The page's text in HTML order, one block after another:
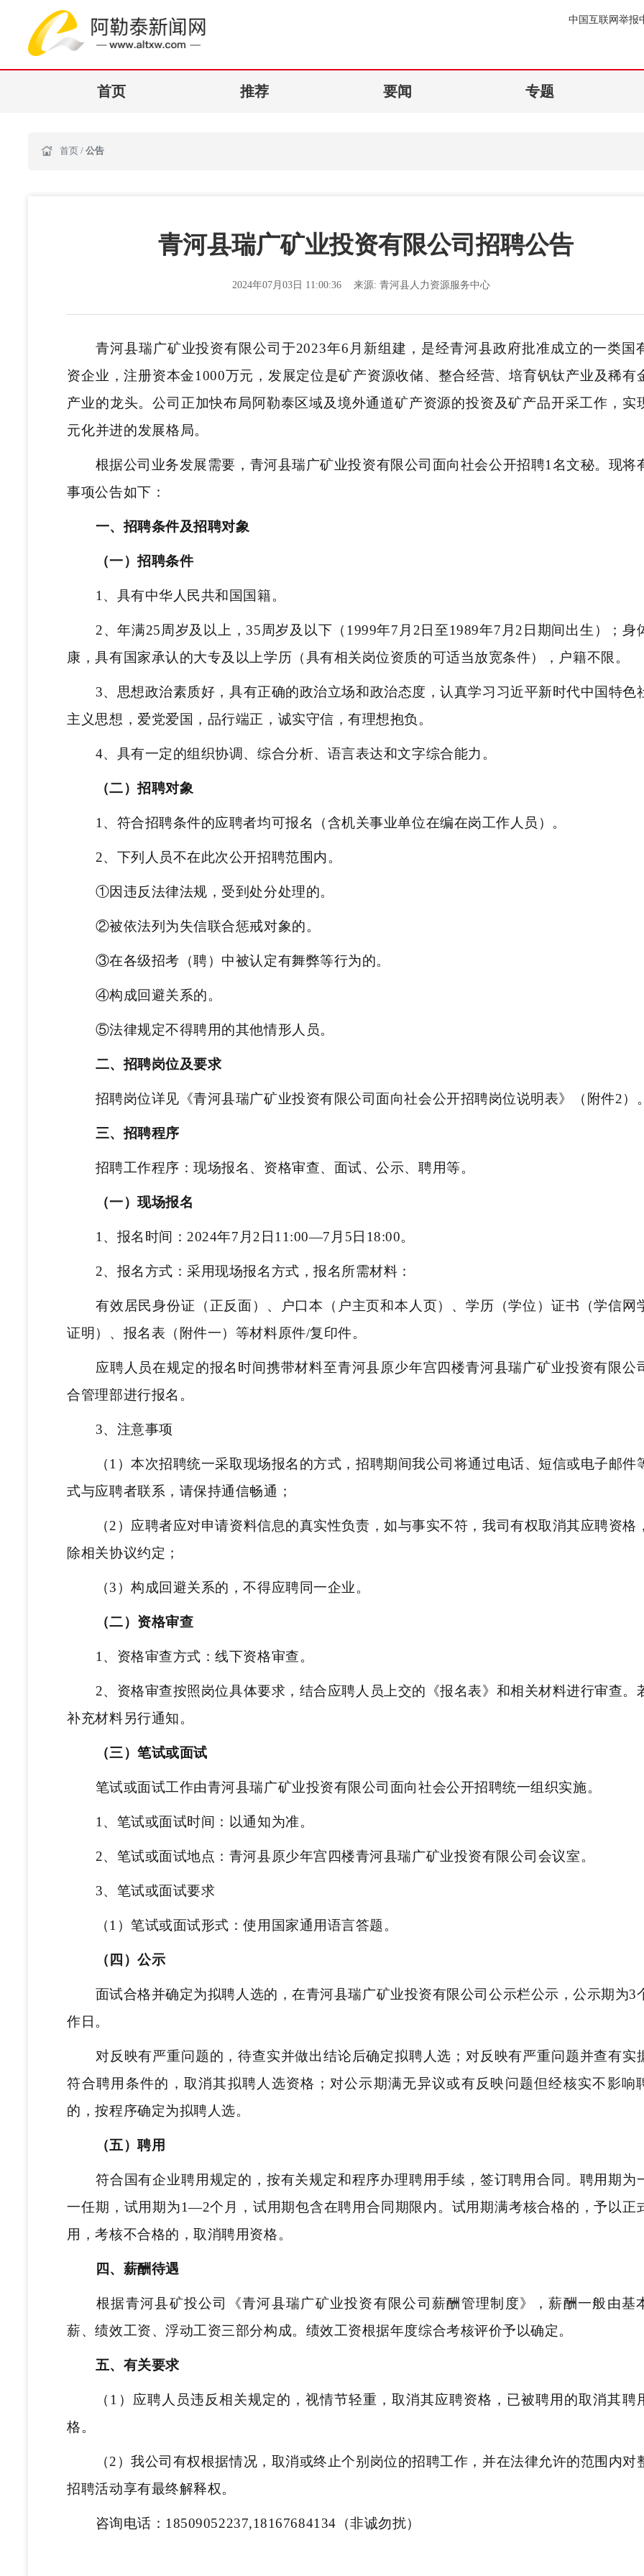
中国互联网举报
首页 推荐 要闻 专题
首页 / 公告
青河县瑞广矿业投资有限公司招聘公告
2024年07月03日 11:00:36 来源:青河县人力资源服务中心
青河县瑞广矿业投资有限公司于2023年6月新组建，是经青河县政府批准成立的一类国
资企业，注册资本金1000万元，发展定位是矿产资源收储、整合经营、培育钒钛产业及稀有
产业的龙头。公司正加快布局阿勒泰区域及境外通道矿产资源的投资及矿产品开采工作，实
元化并进的发展格局。
根据公司业务发展需要，青河县瑞广矿业投资有限公司面向社会公开招聘1名文秘。现将
事项公告如下：
一、招聘条件及招聘对象
（一）招聘条件
1、具有中华人民共和国国籍。
2、年满25周岁及以上，35周岁及以下（1999年7月2日至1989年7月2日期间出生）；身
康，具有国家承认的大专及以上学历（具有相关岗位资质的可适当放宽条件），户籍不限。
3、思想政治素质好，具有正确的政治立场和政治态度，认真学习习近平新时代中国特色
主义思想，爱党爱国，品行端正，诚实守信，有理想抱负。
4、具有一定的组织协调、综合分析、语言表达和文字综合能力。
（二）招聘对象
1、符合招聘条件的应聘者均可报名（含机关事业单位在编在岗工作人员）。
2、下列人员不在此次公开招聘范围内。
①因违反法律法规，受到处分处理的。
②被依法列为失信联合惩戒对象的。
③在各级招考（聘）中被认定有舞弊等行为的。
④构成回避关系的。
⑤法律规定不得聘用的其他情形人员。
二、招聘岗位及要求
招聘岗位详见《青河县瑞广矿业投资有限公司面向社会公开招聘岗位说明表》（附件2）
三、招聘程序
招聘工作程序：现场报名、资格审查、面试、公示、聘用等。
（一）现场报名
1、报名时间：2024年7月2日11:00—7月5日18:00。
2、报名方式：采用现场报名方式，报名所需材料：
有效居民身份证（正反面）、户口本（户主页和本人页）、学历（学位）证书（学信网
证明）、报名表（附件一）等材料原件/复印件。
应聘人员在规定的报名时间携带材料至青河县原少年宫四楼青河县瑞广矿业投资有限公
合管理部进行报名。
3、注意事项
（1）本次招聘统一采取现场报名的方式，招聘期间我公司将通过电话、短信或电子邮件
式与应聘者联系，请保持通信畅通；
（2）应聘者应对申请资料信息的真实性负责，如与事实不符，我司有权取消其应聘资格
除相关协议约定；
（3）构成回避关系的，不得应聘同一企业。
（二）资格审查
1、资格审查方式：线下资格审查。
2、资格审查按照岗位具体要求，结合应聘人员上交的《报名表》和相关材料进行审查。
补充材料另行通知。
（三）笔试或面试
笔试或面试工作由青河县瑞广矿业投资有限公司面向社会公开招聘统一组织实施。
1、笔试或面试时间：以通知为准。
2、笔试或面试地点：青河县原少年宫四楼青河县瑞广矿业投资有限公司会议室。
3、 笔试或面试要求
（1）笔试或面试形式：使用国家通用语言答题。
（四）公示
面试合格并确定为拟聘人选的，在青河县瑞广矿业投资有限公司公示栏公示，公示期为3
作日。
对反映有严重问题的，待查实并做出结论后确定拟聘人选；对反映有严重问题并查有实
符合聘用条件的，取消其拟聘人选资格；对公示期满无异议或有反映问题但经核实不影响
的，按程序确定为拟聘人选。
（五）聘用
符合国有企业聘用规定的，按有关规定和程序办理聘用手续，签订聘用合同。聘用期为
一任期，试用期为1—2个月，试用期包含在聘用合同期限内。试用期满考核合格的，予以正
用，考核不合格的，取消聘用资格。
四、薪酬待遇
根据青河县矿投公司《青河县瑞广矿业投资有限公司薪酬管理制度》，薪酬一般由基
薪、绩效工资、浮动工资三部分构成。绩效工资根据年度综合考核评价予以确定。
五、有关要求
（1）应聘人员违反相关规定的，视情节轻重，取消其应聘资格，已被聘用的取消其聘
格。
（2）我公司有权根据情况，取消或终止个别岗位的招聘工作，并在法律允许的范围内对
招聘活动享有最终解释权。
咨询电话：18509052237,18167684134（非诚勿扰）